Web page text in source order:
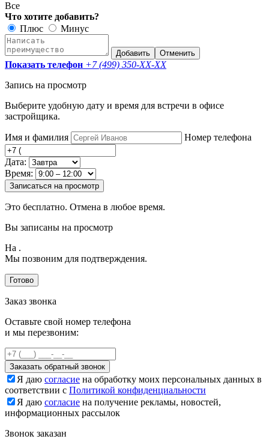
Все
Что хотите добавить?
Плюс
Минус
Добавить Отменить
Показать телефон +7 (499) 350-XX-XX
Запись на просмотр
Выберите удобную дату и время для встречи в офисе
застройщика.
Имя и фамилия Номер телефона
Дата:
Время:
Записаться на просмотр
Это бесплатно. Отмена в любое время.
Вы записаны на просмотр
На .
Мы позвоним для подтверждения.
Готово
Заказ звонка
Оставьте свой номер телефона
и мы перезвоним:
Заказать обратный звонок
Я даю согласие на обработку моих персональных данных в
соответствии с Политикой конфиденциальности
Я даю согласие на получение рекламы, новостей,
информационных рассылок
Звонок заказан